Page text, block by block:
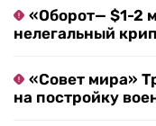
«Оборот— $1-2
нелегальный
«Совет мира»
на постройку